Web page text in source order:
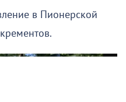
в Пионерской